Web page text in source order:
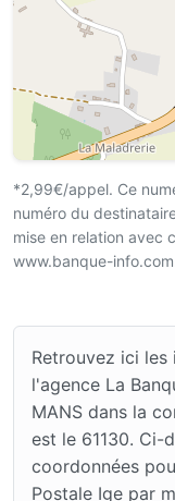
*2,99€/appel. Ce
numéro du
mise en relation avec
www.banque-
Retrouvez ici
l'agence La
MANS dans la
est le 61130. Ci-
coordonnées
Postale Ige par